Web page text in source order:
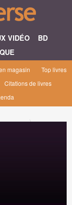
VIDÉO
BD
magasin
Top livres
Citations de livres
Terre